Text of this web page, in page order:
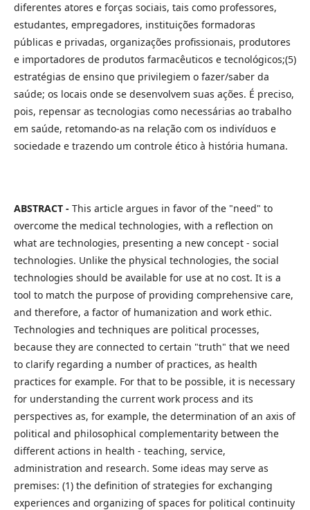
diferentes atores e forças sociais, tais como professores,
estudantes, empregadores, instituições formadoras
públicas e privadas, organizações profissionais, produtores
e importadores de produtos farmacêuticos e tecnológicos;(5)
estratégias de ensino que privilegiem o fazer/saber da
saúde; os locais onde se desenvolvem suas ações. É preciso,
pois, repensar as tecnologias como necessárias ao trabalho
em saúde, retomando-as na relação com os indivíduos e
sociedade e trazendo um controle ético à história humana.
ABSTRACT - This article argues in favor of the "need" to
overcome the medical technologies, with a reflection on
what are technologies, presenting a new concept - social
technologies. Unlike the physical technologies, the social
technologies should be available for use at no cost. It is a
tool to match the purpose of providing comprehensive care,
and therefore, a factor of humanization and work ethic.
Technologies and techniques are political processes,
because they are connected to certain "truth" that we need
to clarify regarding a number of practices, as health
practices for example. For that to be possible, it is necessary
for understanding the current work process and its
perspectives as, for example, the determination of an axis of
political and philosophical complementarity between the
different actions in health - teaching, service,
administration and research. Some ideas may serve as
premises: (1) the definition of strategies for exchanging
experiences and organizing of spaces for political continuity